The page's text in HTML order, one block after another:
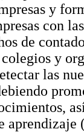
y
con
de
y
las
aprendizaje